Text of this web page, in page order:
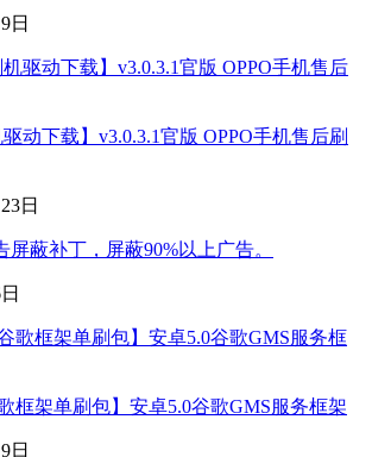
日
驱动下载】v3.0.3.1官版 OPPO手机售后刷
日
屏蔽补丁，屏蔽90%以上广告。
框架单刷包】安卓5.0谷歌GMS服务框架
日